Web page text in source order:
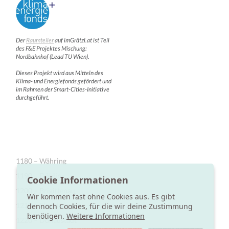
DerRaumteilerauf imGrätzl.at ist Teil
des F&E Projektes Mischung:
Nordbahnhof (Lead TU Wien).
Dieses Projekt wird aus Mitteln des
Klima- und Energiefonds gefördert und
im Rahmen der Smart-Cities-Initiative
durchgeführt.
1180 – Währing
1190 – Döbling
1200 – Brigittenau
1210 – Floridsdorf
1220 – Donaustadt
Cookie Informationen
Wir kommen fast ohne Cookies aus. Es gibt
dennoch Cookies, für die wir deine Zustimmung
benötigen. Weitere Informationen